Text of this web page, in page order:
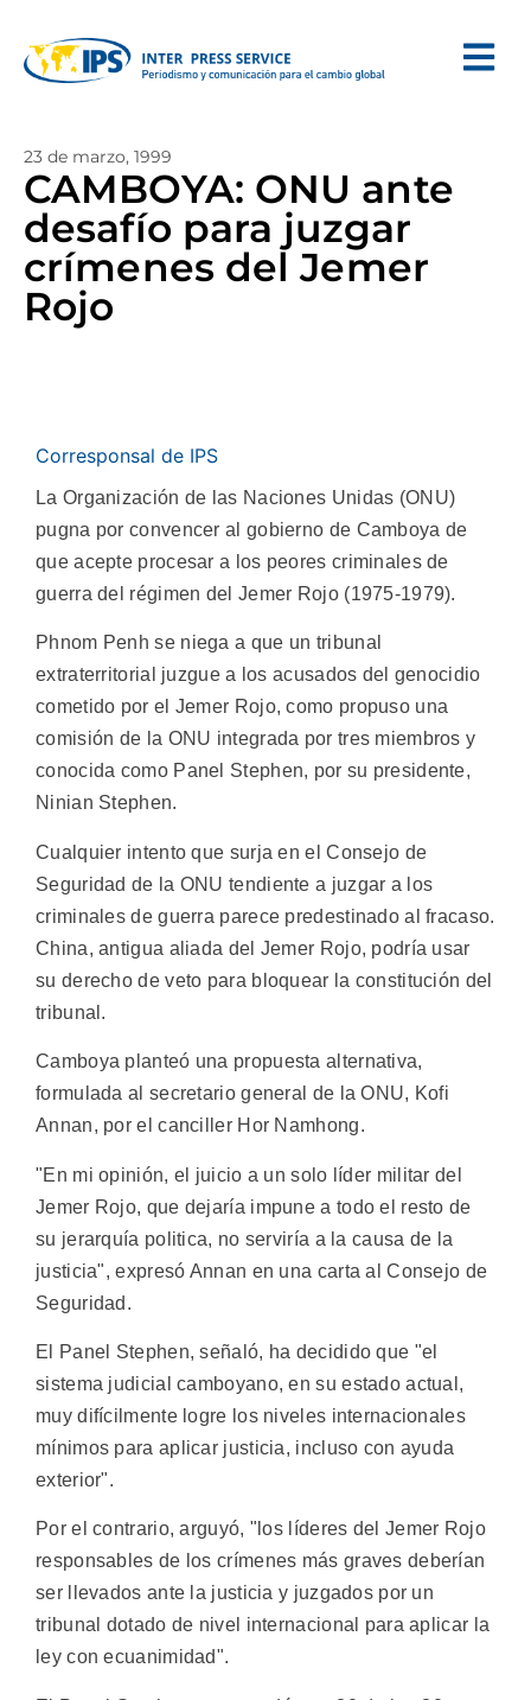
23 de marzo, 1999
CAMBOYA: ONU ante
desafío para juzgar
crímenes del Jemer
Rojo
Corresponsal de IPS
La Organización de las Naciones Unidas (ONU)
pugna por convencer al gobierno de Camboya de
que acepte procesar a los peores criminales de
guerra del régimen del Jemer Rojo (1975-1979).
Phnom Penh se niega a que un tribunal
extraterritorial juzgue a los acusados del genocidio
cometido por el Jemer Rojo, como propuso una
comisión de la ONU integrada por tres miembros y
conocida como Panel Stephen, por su presidente,
Ninian Stephen.
Cualquier intento que surja en el Consejo de
Seguridad de la ONU tendiente a juzgar a los
criminales de guerra parece predestinado al fracaso.
China, antigua aliada del Jemer Rojo, podría usar
su derecho de veto para bloquear la constitución del
tribunal.
Camboya planteó una propuesta alternativa,
formulada al secretario general de la ONU, Kofi
Annan, por el canciller Hor Namhong.
"En mi opinión, el juicio a un solo líder militar del
Jemer Rojo, que dejaría impune a todo el resto de
su jerarquía politica, no serviría a la causa de la
justicia", expresó Annan en una carta al Consejo de
Seguridad.
El Panel Stephen, señaló, ha decidido que "el
sistema judicial camboyano, en su estado actual,
muy difícilmente logre los niveles internacionales
mínimos para aplicar justicia, incluso con ayuda
exterior".
Por el contrario, arguyó, "los líderes del Jemer Rojo
responsables de los crímenes más graves deberían
ser llevados ante la justicia y juzgados por un
tribunal dotado de nivel internacional para aplicar la
ley con ecuanimidad".